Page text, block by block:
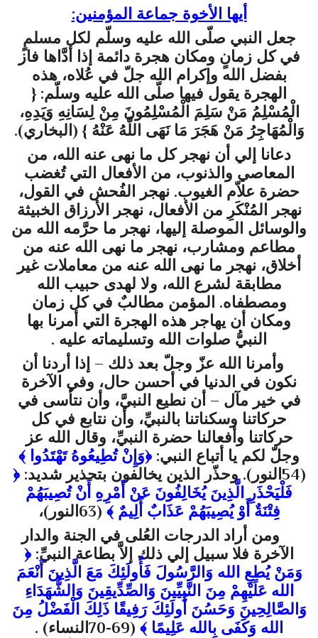
أيها الأخوة جماعة المؤمنين:
جعل النبي صلّى الله عليه وسلّم لكل مسلمٍ
في كل زمانٍ ومكان هجرة دائمة إذا أدَّاها فاز
بفضل الله وإكرام الله جلّ في عُلاه، هذه
الهجرة يقول فيها صلّى الله عليه وسلّم: {
الْمُسْلِمُ مَنْ سَلِمَ الْمُسْلِمُونَ مِنْ لِسَانِهِ وَيَدِهِ،
وَالْمُهَاجِرُ مَنْ هَجَرَ مَا نَهَى اللَّهُ عَنْهُ } (البخاري).
دعانا إلي أن نهجر كل ما نهى عنه الله، من
المعاصي والذنوب، من الأفعال التي تُغضب
حضرة علاّم الغيوب. نهجر الفُحش في القول،
نهجر المُنْكَرِ من الأفعال، نهجر الأرزاق الخبيثة
والوسائل الموصلة إليها، نهجر ما حرَّمه الله من
مطاعم ومشارب، نهجر ما نهى الله عنه من
أخلاق، نهجر ما نهى الله عنه من معاملات غير
مطابقة لشرع الله، ولا لهدى حبيب الله
ومصطفاه. المؤمن مطالبٌ في كل زمان
ومكان أن يهاجر هذه الهجرة التي أمرنا بها
النبيُّ صلوات الله وتسليماته عليه .
وأمرنا الله عزّ وجلّ بعد ذلك – إذا أردنا أن
نكون في الدنيا في أحسن حال، وفي الآخرة
في خير مآل – أن نطيع النبيَّ، وأن نتأسى في
حركاتنا وسكناتنا بالنبيِّ، وأن نتابع في كل
حركاتنا وأفعالنا حضرة النبيِّ، وقال الله عز
وجلّ لكم يا أتباع النبي: ﴿وَإِنْ تُطِيعُوهُ تَهْتَدُوا ﴾
(54النور ). وحذّر الذين يخالفون بتحذير شديد:﴿
فَلْيَحْذَرِ الَّذِينَ يُخَالِفُونَ عَنْ أَمْرِهِ أَنْ تُصِيبَهُمْ
فِتْنَةٌ أَوْ يُصِيبَهُمْ عَذَابٌ أَلِيمٌ ﴾ (63النور)،
ومن أراد الدرجات العُلى في الجنة والدار
الآخرة فلا سبيل إلي ذلك إلاَّ بطاعة النبيِّ: ﴿
وَمَنْ يُطِعِ الله وَالرَّسُولَ فَأُولَئِكَ مَعَ الَّذِينَ أَنْعَمَ
الله عَلَيْهِمْ مِنَ النَّبِيِّينَ وَالصِّدِّيقِينَ وَالشُّهَدَاءِ
وَالصَّالِحِينَ وَحَسُنَ أُولَئِكَ رَفِيقًا ذَلِكَ الْفَضْلُ مِنَ
الله وَكَفَى بِالله عَلِيمًا ﴾ (69-70النساء
) .